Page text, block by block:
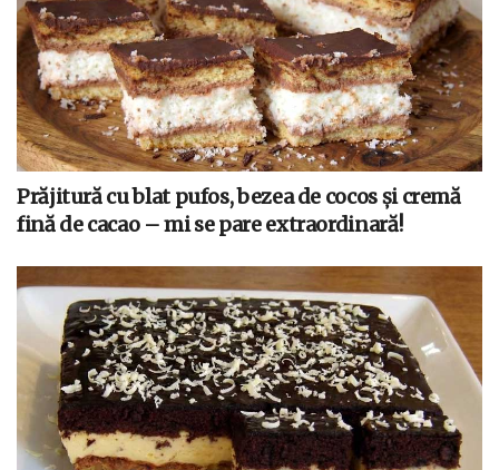
Prăjitură cu blat pufos, bezea de cocos și cremă
fină de cacao – mi se pare extraordinară!